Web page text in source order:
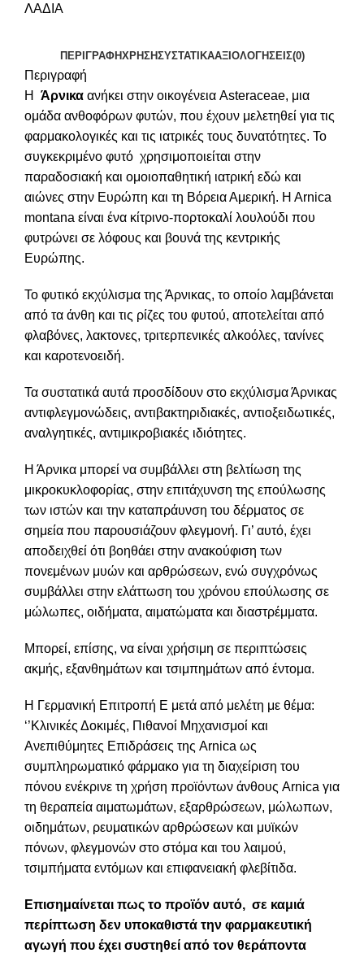
ΛΑΔΙΑ
ΠΕΡΙΓΡΑΦΉΧΡΉΣΗΣΥΣΤΑΤΙΚΆΑΞΙΟΛΟΓΉΣΕΙΣ(0)
Περιγραφή
Η Άρνικα ανήκει στην οικογένεια Asteraceae, μια
ομάδα ανθοφόρων φυτών, που έχουν μελετηθεί για τις
φαρμακολογικές και τις ιατρικές τους δυνατότητες. Το
συγκεκριμένο φυτό χρησιμοποιείται στην
παραδοσιακή και ομοιοπαθητική ιατρική εδώ και
αιώνες στην Ευρώπη και τη Βόρεια Αμερική. H Arnica
montana είναι ένα κίτρινο-πορτοκαλί λουλούδι που
φυτρώνει σε λόφους και βουνά της κεντρικής
Ευρώπης.
Το φυτικό εκχύλισμα της Άρνικας, το οποίο λαμβάνεται
από τα άνθη και τις ρίζες του φυτού, αποτελείται από
φλαβόνες, λακτονες, τριτερπενικές αλκοόλες, τανίνες
και καροτενοειδή.
Τα συστατικά αυτά προσδίδουν στο εκχύλισμα Άρνικας
αντιφλεγμονώδεις, αντιβακτηριδιακές, αντιοξειδωτικές,
αναλγητικές, αντιμικροβιακές ιδιότητες.
Η Άρνικα μπορεί να συμβάλλει στη βελτίωση της
μικροκυκλοφορίας, στην επιτάχυνση της επούλωσης
των ιστών και την καταπράυνση του δέρματος σε
σημεία που παρουσιάζουν φλεγμονή. Γι’ αυτό, έχει
αποδειχθεί ότι βοηθάει στην ανακούφιση των
πονεμένων μυών και αρθρώσεων, ενώ συγχρόνως
συμβάλλει στην ελάττωση του χρόνου επούλωσης σε
μώλωπες, οιδήματα, αιματώματα και διαστρέμματα.
Μπορεί, επίσης, να είναι χρήσιμη σε περιπτώσεις
ακμής, εξανθημάτων και τσιμπημάτων από έντομα.
Η Γερμανική Επιτροπή Ε μετά από μελέτη με θέμα:
‘’Κλινικές Δοκιμές, Πιθανοί Μηχανισμοί και
Ανεπιθύμητες Επιδράσεις της Arnica ως
συμπληρωματικό φάρμακο για τη διαχείριση του
πόνου ενέκρινε τη χρήση προϊόντων άνθους Arnica για
τη θεραπεία αιματωμάτων, εξαρθρώσεων, μώλωπων,
οιδημάτων, ρευματικών αρθρώσεων και μυϊκών
πόνων, φλεγμονών στο στόμα και του λαιμού,
τσιμπήματα εντόμων και επιφανειακή φλεβίτιδα.
Επισημαίνεται πως το προϊόν αυτό, σε καμιά
περίπτωση δεν υποκαθιστά την φαρμακευτική
αγωγή που έχει συστηθεί από τον θεράποντα